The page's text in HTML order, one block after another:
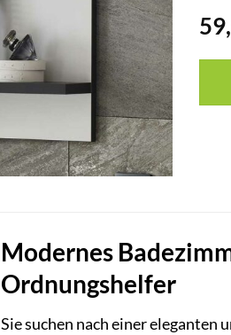
Modernes
Ordnungshelfer
Sie suchen nach einer